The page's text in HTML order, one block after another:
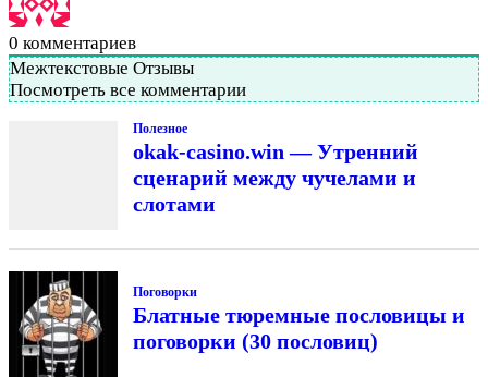
0 комментариев
Межтекстовые Отзывы
Посмотреть все комментарии
Полезное
okak-casino.win — Утренний
сценарий между чучелами и
слотами
Поговорки
Блатные тюремные пословицы и
поговорки (30 пословиц)